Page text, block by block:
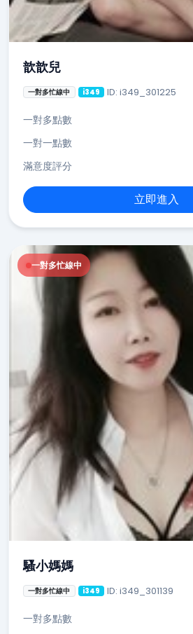
歆歆兒
一對多忙線中 i349 ID: i349_301225
一對多點數
一對一點數
滿意度評分
立即進入
一對多忙線中
騷小媽媽
一對多忙線中 i349 ID: i349_301139
一對多點數